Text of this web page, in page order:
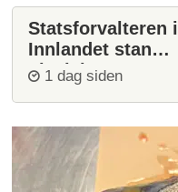
Statsforvalteren i
Innlandet stanser
ulvejakt
1 dag siden